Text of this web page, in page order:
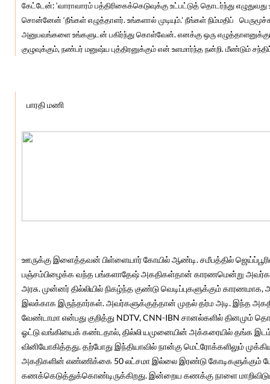
கேட்டேன்: ‘வாராவாரம் பத்திரிகைக்கெடுவுக்கு உட்பட்டுத் தொடர்ந்து எழுதுவது
சொன்னேன் ‘நீங்கள் எழுத்தாளர். உங்களால் முடியும்.’ நீங்கள் நிம்மதிப்
அனுபவங்களை உங்களுடன் பகிர்ந்து கொள்வேன். எனக்கு ஒரு
குழுவுக்கும், நண்பர் மனுஷ்ய புத்திரனுக்கும் என் உளமார்ந்த நன்றி. மீண்டும்
பாரதி மணி
ஊருக்கு இளைத்தவன் பிள்ளையார் கோயில் ஆண்டி. சமீபத்தில் ஜெய்ப்பூரில்
பஞ்சம்பிழைக்க வந்த பங்களாதேஷ் அகதிகள்தான் காரணமென்று
அரசு. முன்னர் தில்லியில் நிகழ்ந்த குண்டு வெடிப்புகளுக்கும்
இலக்காக இருந்தார்கள். அவர்களுக்குத்தான் முதல் தர்ம அடி. இந்த
வேண்டாமா என்பது குறித்து NDTV, CNN-IBN சானல்களில் தினமும்
ஓட்டு வங்கியைக் கண்டதால், தில்லி யமுனையின் அக்கரையில் தங்க இடம்
வினியோகித்தது. தற்போது இந்தியாவில் நான்கு மெட்ரோக்களிலும்
அகதிகளின் எண்ணிக்கை 50 லட்சமா இல்லை இரண்டு கோடிகளுக்கும்
கணக்கெடுத்துக்கொண்டிருக்கிறது. இன்றைய கணக்கு நாளை